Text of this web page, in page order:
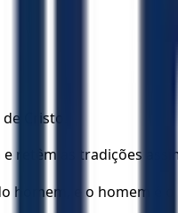
Cristo.
retêm as tradições
homem, e o homem é